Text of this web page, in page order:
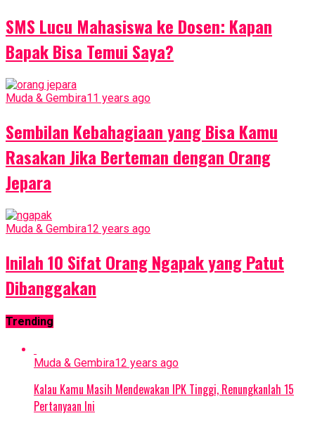
SMS Lucu Mahasiswa ke Dosen: Kapan
Bapak Bisa Temui Saya?
Muda & Gembira11 years ago
Sembilan Kebahagiaan yang Bisa Kamu
Rasakan Jika Berteman dengan Orang
Jepara
Muda & Gembira12 years ago
Inilah 10 Sifat Orang Ngapak yang Patut
Dibanggakan
Trending
Muda & Gembira12 years ago
Kalau Kamu Masih Mendewakan IPK Tinggi, Renungkanlah 15
Pertanyaan Ini